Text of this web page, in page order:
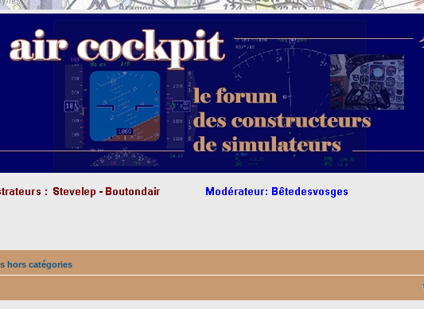
hors catégories